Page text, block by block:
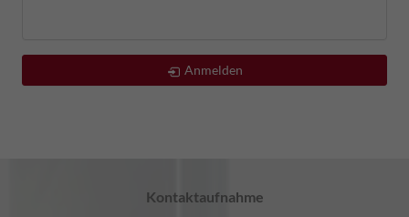
Anmelden
Kontaktaufnahme